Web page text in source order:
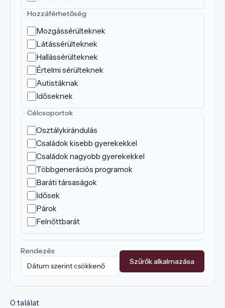
Hozzáférhetőség
Mozgássérülteknek
Látássérülteknek
Hallássérülteknek
Értelmi sérülteknek
Autistáknak
Időseknek
Célcsoportok
Osztálykirándulás
Családok kisebb gyerekekkel
Családok nagyobb gyerekekkel
Többgenerációs programok
Baráti társaságok
Idősek
Párok
Felnőttbarát
Rendezés
Szűrők alkalmazása
0 találat